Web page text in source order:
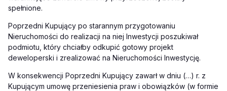
spełnione.
Poprzedni Kupujący po starannym przygotowaniu
Nieruchomości do realizacji na niej Inwestycji poszukiwał
podmiotu, który chciałby odkupić gotowy projekt
deweloperski i zrealizować na Nieruchomości Inwestycję.
W konsekwencji Poprzedni Kupujący zawarł w dniu (…) r. z
Kupującym umowę przeniesienia praw i obowiązków (w formie